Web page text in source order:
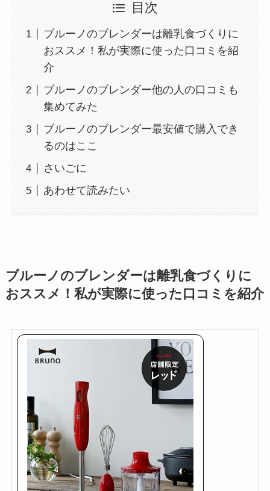
目次
ブルーノのブレンダーは離乳食づくりに
おススメ！私が実際に使った口コミを紹
介
ブルーノのブレンダー他の人の口コミも
集めてみた
ブルーノのブレンダー最安値で購入でき
るのはここ
さいごに
あわせて読みたい
ブルーノのブレンダーは離乳食づくりに
おススメ！私が実際に使った口コミを紹介